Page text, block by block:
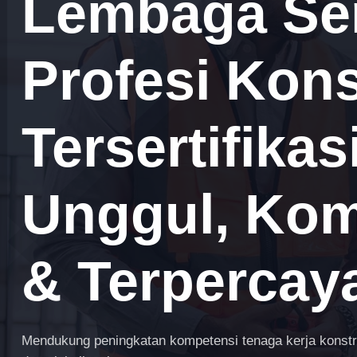
Lembaga
Profesi
Unggul,
&
Mendukung peningkatan kompetensi tenaga kerja